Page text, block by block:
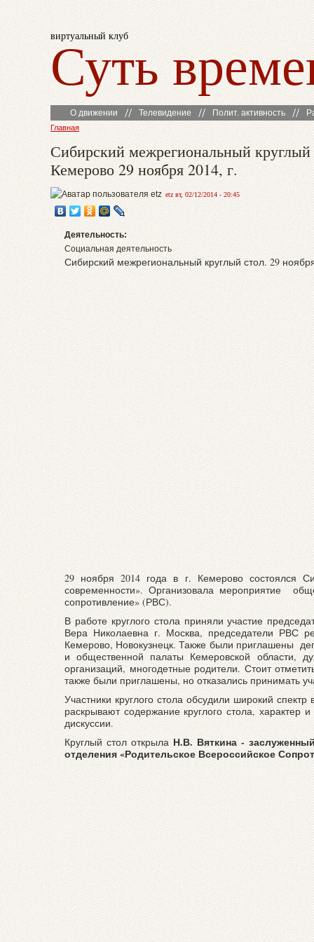
виртуальный клуб
Суть
О движении Телевидение Полит. активность
Главная
Сибирский межрегиональный
Кемерово 29 ноября 2014, г.
etz вт, 02/12/2014 - 20:45
Деятельность:
Социальная деятельность
Сибирский межрегиональный круглый стол. 29
29 ноября 2014 года в г. Кемерово состоялся
современности». Организовала мероприятие
сопротивление» (РВС).
В работе круглого стола приняли участие
Вера Николаевна г. Москва, председатели РВС
Кемерово, Новокузнецк. Также были приглашены
и общественной палаты Кемеровской области,
организаций, многодетные родители. Стоит
также были приглашены, но отказались принимать
Участники круглого стола обсудили широкий
раскрывают содержание круглого стола,
дискуссии.
Круглый стол открылаН.В. Вяткина -
отделения «Родительское Всероссийское